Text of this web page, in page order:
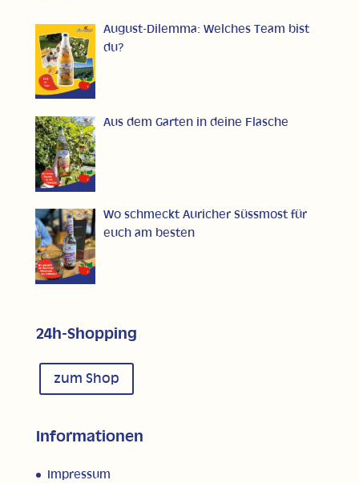
August-Dilemma: Welches Team bist
du?
Aus dem Garten in deine Flasche
Wo schmeckt Auricher Süssmost für
euch am besten
24h-Shopping
zum Shop
Informationen
Impressum